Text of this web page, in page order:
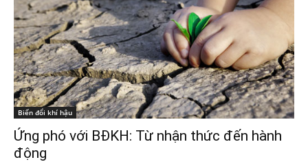
Biến đổi khí hậu
Ứng phó với BĐKH: Từ nhận thức đến hành
động